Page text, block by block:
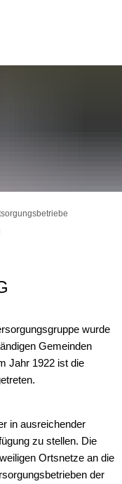
wurde
Gemeinden
Jahr 1922 ist die
in ausreichender
zu stellen. Die
Ortsnetze an die
der